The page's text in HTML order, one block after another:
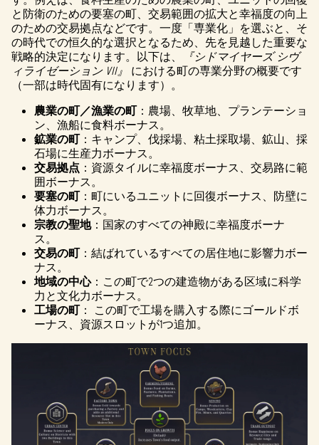
と防衛のための要塞の町、交易範囲の拡大と幸福度の向上
のための交易拠点などです。一度「専業化」を選ぶと、そ
の時代での恒久的な選択となるため、先を見越した重要な
戦略的決定になります。以下は、
『シドマイヤーズ シヴ
ィライゼーション VII』
における町の専業分野の概要です
（一部は時代固有になります）。
農業の町／漁業の町：農場、牧草地、プランテーショ
ン、漁船に食料ボーナス。
鉱業の町：キャンプ、伐採場、粘土採取場、鉱山、採
石場に生産力ボーナス。
交易拠点 ：資源タイルに幸福度ボーナス、交易路に範
囲ボーナス。
要塞の町：町にいるユニットに回復ボーナス、防壁に
体力ボーナス。
宗教の聖地：国家のすべての神殿に幸福度ボーナ
ス。
交易の町：結ばれているすべての居住地に影響力ボー
ナス。
地域の中心：この町で2つの建造物がある区域に科学
力と文化力ボーナス。
工場の町： この町で工場を購入する際にゴールドボ
ーナス、資源スロットが1つ追加。